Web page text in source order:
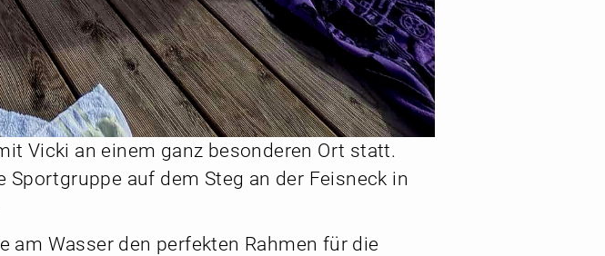
Vicki an einem ganz besonderen Ort statt.
auf dem Steg an der Feisneck in
Wasser den perfekten Rahmen für die